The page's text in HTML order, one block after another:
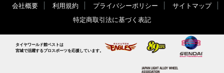
会社概要 利用規約 プライバシーポリシー
サイトマップ
特定商取引法に基づく表記
タイヤワールド館ベストは
宮城で活躍するプロスポーツを応援しています。